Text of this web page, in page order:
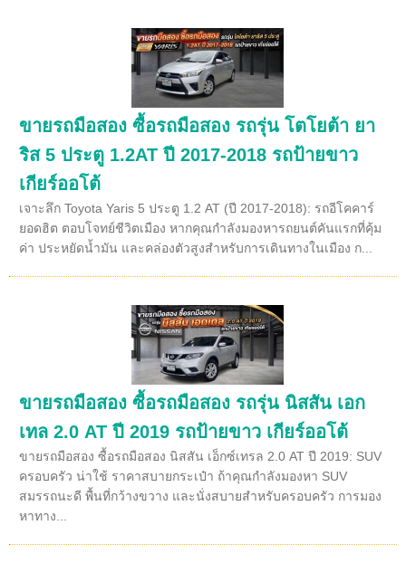
ขายรถมือสอง ซื้อรถมือสอง รถรุ่น โตโยต้า ยา
ริส 5 ประตู 1.2AT ปี 2017-2018 รถป้ายขาว
เกียร์ออโต้
เจาะลึก Toyota Yaris 5 ประตู 1.2 AT (ปี 2017-2018): รถอีโคคาร์
ยอดฮิต ตอบโจทย์ชีวิตเมือง หากคุณกำลังมองหารถยนต์คันแรกที่คุ้ม
ค่า ประหยัดน้ำมัน และคล่องตัวสูงสำหรับการเดินทางในเมือง ก...
ขายรถมือสอง ซื้อรถมือสอง รถรุ่น นิสสัน เอก
เทล 2.0 AT ปี 2019 รถป้ายขาว เกียร์ออโต้
ขายรถมือสอง ซื้อรถมือสอง นิสสัน เอ็กซ์เทรล 2.0 AT ปี 2019: SUV
ครอบครัว น่าใช้ ราคาสบายกระเป๋า ถ้าคุณกำลังมองหา SUV
สมรรถนะดี พื้นที่กว้างขวาง และนั่งสบายสำหรับครอบครัว การมอง
หาทาง...